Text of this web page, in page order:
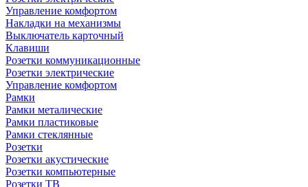
Управление комфортом
Накладки на механизмы
Выключатель карточный
Клавиши
Розетки коммуникационные
Розетки электрические
Управление комфортом
Рамки
Рамки металические
Рамки пластиковые
Рамки стеклянные
Розетки
Розетки акустические
Розетки компьютерные
Розетки ТВ